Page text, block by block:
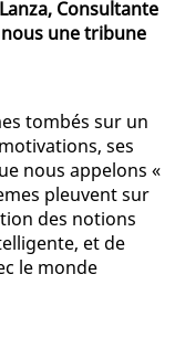
Consultante
une tribune
tombés sur un
ses
nous appelons «
pleuvent sur
des notions
et de
le monde